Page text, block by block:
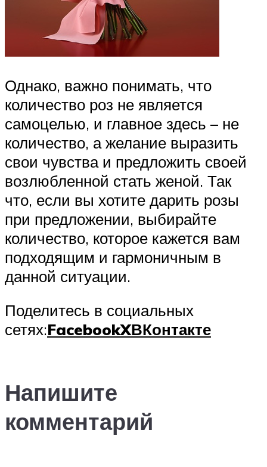
Однако, важно понимать, что
количество роз не является
самоцелью, и главное здесь – не
количество, а желание выразить
свои чувства и предложить своей
возлюбленной стать женой. Так
что, если вы хотите дарить розы
при предложении, выбирайте
количество, которое кажется вам
подходящим и гармоничным в
данной ситуации.
Поделитесь в социальных
сетях:FacebookXВКонтакте
Напишите
комментарий